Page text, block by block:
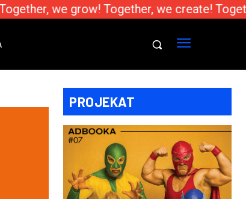
we grow! Together, we create!
PROJEKAT